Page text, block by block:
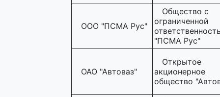
ООО "ПСМА Рус"
Общество с
ограниченной
"ПСМА Рус"
ОАО "Автоваз"
Открытое
акционерное
общество